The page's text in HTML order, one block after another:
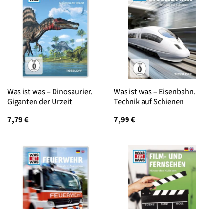
Was ist was – Dinosaurier.
Giganten der Urzeit
7,79€
Was ist was – Eisenbahn.
Technik auf Schienen
7,99€